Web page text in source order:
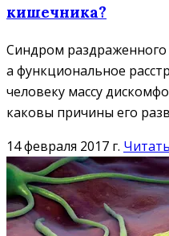
кишечника?
Синдром
а функциональное
человеку массу
каковы причины его
14 февраля 2017 г.